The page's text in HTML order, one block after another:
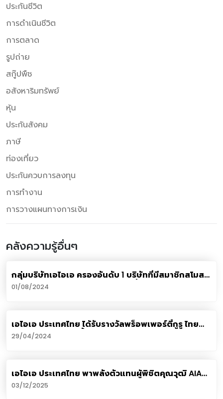
ประกันชีวิต
การดำเนินชีวิต
การตลาด
รูปถ่าย
สกู๊ปพืช
อสังหาริมทรัพย์
หุ้น
ประกันสังคม
ภาษี
ท่องเที่ยว
ประกันควบการลงทุน
การทำงาน
การวางแผนทางการเงิน
คลังความรู้อื่นๆ
กลุ่มบริษัทเอไอเอ ครองอันดับ 1 บริษัทที่มีสมาชิกสโมสร
ล้านเหรียญโต๊ะกลม (MDRT) มากที่สุดในโลก 10 ปี
ติดต่อกัน
01/08/2024
เอไอเอ ประเทศไทย ได้รับรางวัลพร็อพเพอร์ตี้กูรู ไทย
แลนด์ พร็อพเพอร์ตี้ อวอร์ดส์ 2023 (PropertyGuru
Thailand Property Awards 2023)
29/04/2024
เอไอเอ ประเทศไทย พาพลังตัวแทนผู้พิชิตคุณวุฒิ AIA
Annual Convention 2025 บินลัดฟ้าร่วมฉลองความ
สำเร็จสู่กรุงมาดริด ประเทศสเปน
03/12/2025